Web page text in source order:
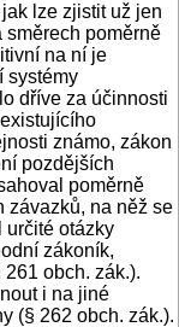
lze zjistit už jen
směrech poměrně
na ní je
systémy
dříve za účinnosti
známo, zákon
pozdějších
poměrně
závazků, na něž se
určité otázky
zákoník,
obch. zák.).
i na jiné
(§ 262 obch. zák.).